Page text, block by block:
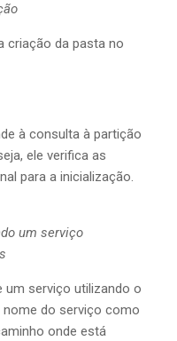
criação da pasta no
à consulta à partição
ele verifica as
para a inicialização.
um serviço
um serviço utilizando o
nome do serviço como
onde está